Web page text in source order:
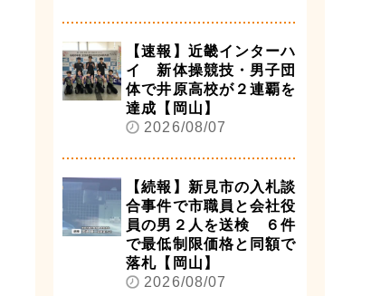
【速報】近畿インターハ
イ 新体操競技・男子団
体で井原高校が２連覇を
達成【岡山】
2026/08/07
【続報】新見市の入札談
合事件で市職員と会社役
員の男２人を送検 ６件
で最低制限価格と同額で
落札【岡山】
2026/08/07